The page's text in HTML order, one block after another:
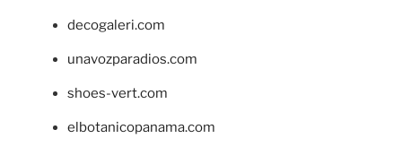
decogaleri.com
unavozparadios.com
shoes-vert.com
elbotanicopanama.com